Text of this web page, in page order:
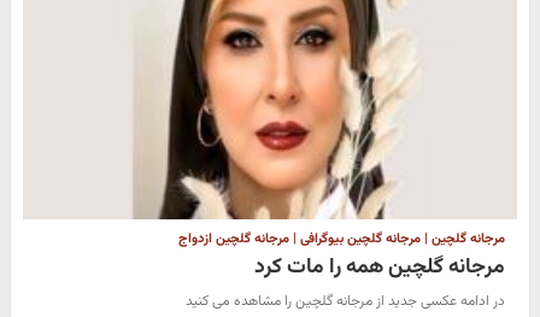
مرجانه گلچین | مرجانه گلچین بیوگرافی | مرجانه گلچین ازدواج
مرجانه گلچین همه را مات کرد
در ادامه عکسی جدید از مرجانه گلچین را مشاهده می کنید